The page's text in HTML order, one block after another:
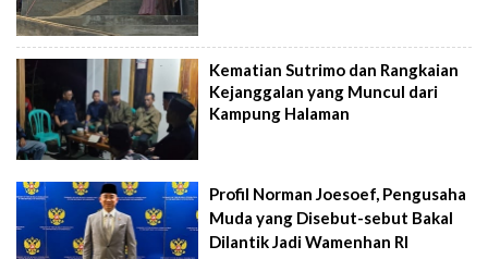
Kematian Sutrimo dan Rangkaian
Kejanggalan yang Muncul dari
Kampung Halaman
Profil Norman Joesoef, Pengusaha
Muda yang Disebut-sebut Bakal
Dilantik Jadi Wamenhan RI